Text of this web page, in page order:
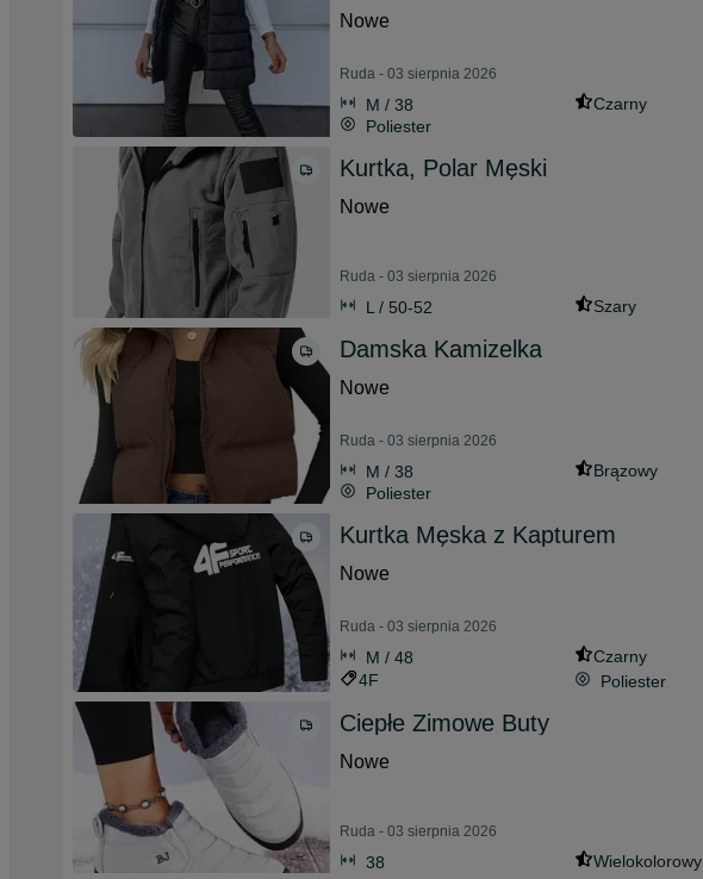
Nowe
Ruda - 03 sierpnia 2026
M / 38
Czarny
Poliester
Kurtka, Polar Męski
Nowe
Ruda - 03 sierpnia 2026
L / 50-52 Szary
Damska Kamizelka
Nowe
Ruda - 03 sierpnia 2026
M / 38
Brązowy
Poliester
Kurtka Męska z Kapturem
Nowe
Ruda - 03 sierpnia 2026
M / 48
Czarny
4F
Poliester
Ciepłe Zimowe Buty
Nowe
Ruda - 03 sierpnia 2026
38 Wielokolorowy